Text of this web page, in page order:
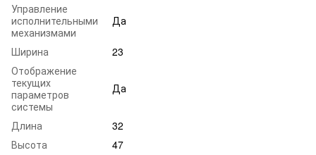
Управление
исполнительными
механизмами
Да
Ширина
23
Отображение
текущих
параметров
системы
Да
Длина
32
Высота
47